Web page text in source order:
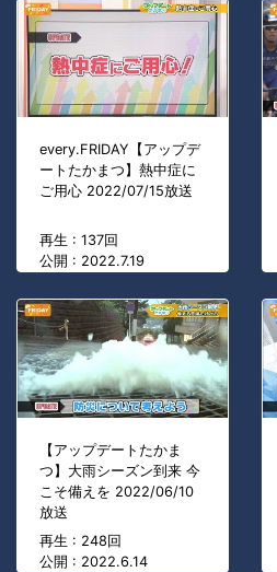
every.FRIDAY【アップデ
ートたかまつ】熱中症に
ご用心 2022/07/15放送
再生 : 137回
公開 : 2022.7.19
【アップデートたかま
つ】大雨シーズン到来 今
こそ備えを 2022/06/10
放送
再生 : 248回
公開 : 2022.6.14